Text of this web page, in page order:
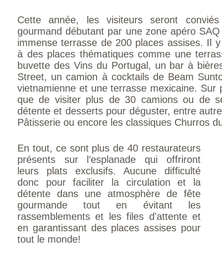
Cette année, les visiteurs seront
gourmand débutant par une zone apéro
immense terrasse de 200 places assises. Il
à des places thématiques comme une
buvette des Vins du Portugal, un bar à
Street, un camion à cocktails de Beam
vietnamienne et une terrasse mexicaine. Sur
que de visiter plus de 30 camions ou de
détente et desserts pour déguster, entre
Pâtisserie ou encore les classiques Churros
En tout, ce sont plus de 40 restaurateurs
présents sur l’esplanade qui offriront
leurs plats exclusifs. Aucune difficulté
donc pour faciliter la circulation et la
détente dans une atmosphère de fête
gourmande tout en évitant les
rassemblements et les files d'attente et
en garantissant des places assises pour
tout le monde!